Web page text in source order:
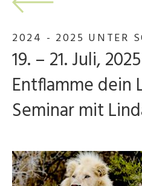
2024 - 2025 UNTER
19. – 21. Juli, 2025
Entflamme dein
Seminar mit